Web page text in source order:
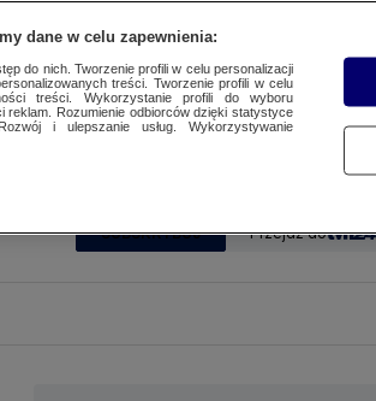
SUBSKRYBUJ Przejdź do
dane w celu zapewnienia:
do nich. Tworzenie profili w celu personalizacji
treści. Tworzenie profili w celu
treści. Wykorzystanie profili do wyboru
reklam. Rozumienie odbiorców dzięki statystyce
i ulepszanie usług. Wykorzystywanie